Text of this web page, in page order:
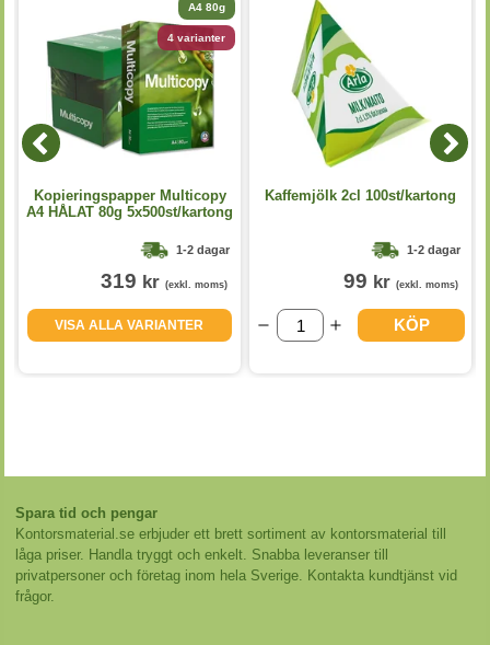
A4 80g
4 varianter
Kopieringspapper Multicopy
A4 HÅLAT 80g 5x500st/kartong
1-2 dagar
319 kr (exkl. moms)
VISA ALLA VARIANTER
Kaffemjölk 2cl 100st/kartong
1-2 dagar
99 kr (exkl. moms)
KÖP
Spara tid och pengar
Kontorsmaterial.se erbjuder ett brett sortiment av kontorsmaterial till
låga priser. Handla tryggt och enkelt. Snabba leveranser till
privatpersoner och företag inom hela Sverige. Kontakta kundtjänst vid
frågor.